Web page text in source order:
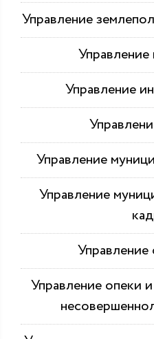
Управление
Управление
Управление
Управление
Управление
Управление опеки